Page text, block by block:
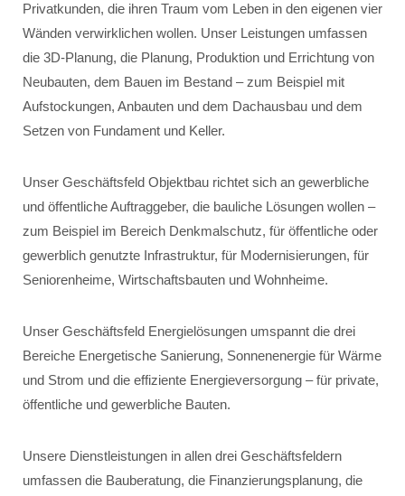
Privatkunden, die ihren Traum vom Leben in den eigenen vier
Wänden verwirklichen wollen. Unser Leistungen umfassen
die 3D-Planung, die Planung, Produktion und Errichtung von
Neubauten, dem Bauen im Bestand – zum Beispiel mit
Aufstockungen, Anbauten und dem Dachausbau und dem
Setzen von Fundament und Keller.
Unser Geschäftsfeld Objektbau richtet sich an gewerbliche
und öffentliche Auftraggeber, die bauliche Lösungen wollen –
zum Beispiel im Bereich Denkmalschutz, für öffentliche oder
gewerblich genutzte Infrastruktur, für Modernisierungen, für
Seniorenheime, Wirtschaftsbauten und Wohnheime.
Unser Geschäftsfeld Energielösungen umspannt die drei
Bereiche Energetische Sanierung, Sonnenenergie für Wärme
und Strom und die effiziente Energieversorgung – für private,
öffentliche und gewerbliche Bauten.
Unsere Dienstleistungen in allen drei Geschäftsfeldern
umfassen die Bauberatung, die Finanzierungsplanung, die